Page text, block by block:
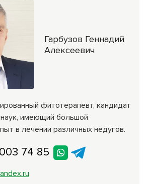
фитотерапевт, кандидат
имеющий большой
в лечении различных недугов.
74 85
Гарбузов Геннадий
Алексеевич